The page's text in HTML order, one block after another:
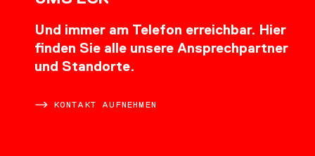
Und immer am Telefon erreichbar. Hier
finden Sie alle unsere Ansprechpartner
und Standorte.
KONTAKT AUFNEHMEN